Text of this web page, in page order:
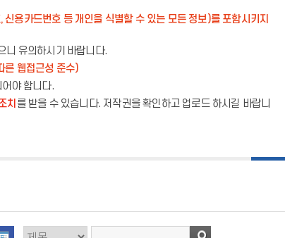
용카드번호 등 개인을 식별할 수 있는 모든 정보)를 포함시키지
니 유의하시기 바랍니다.
른 웹접근성 준수)
야 합니다.
치 를 받을 수 있습니다. 저작권을 확인하고 업로드 하시길 바랍니